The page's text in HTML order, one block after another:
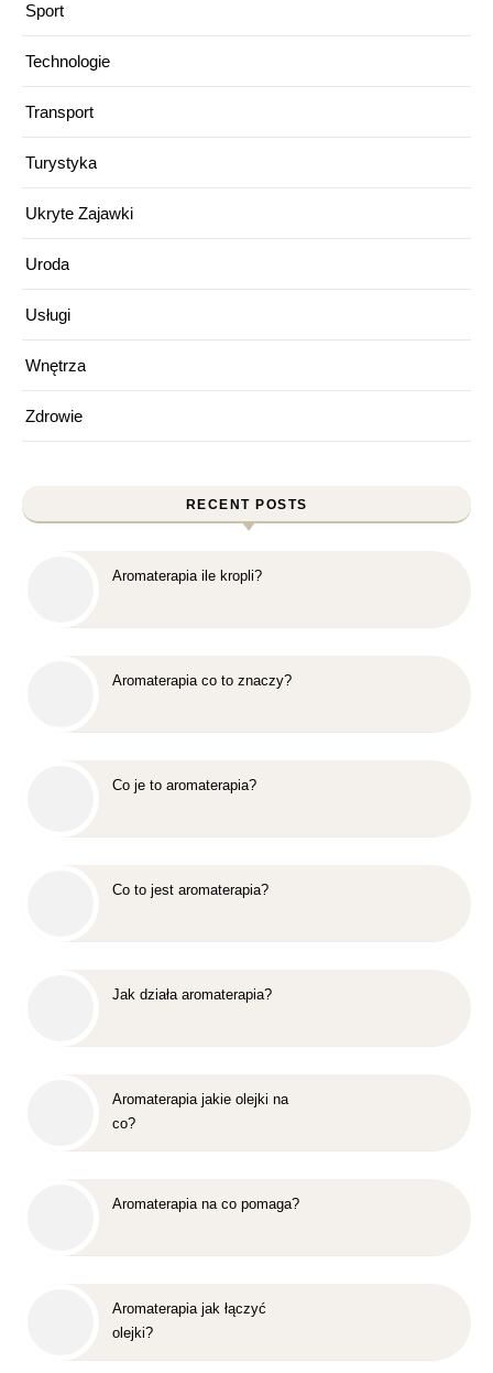
Sport
Technologie
Transport
Turystyka
Ukryte Zajawki
Uroda
Usługi
Wnętrza
Zdrowie
RECENT POSTS
Aromaterapia ile kropli?
Aromaterapia co to znaczy?
Co je to aromaterapia?
Co to jest aromaterapia?
Jak działa aromaterapia?
Aromaterapia jakie olejki na
co?
Aromaterapia na co pomaga?
Aromaterapia jak łączyć
olejki?